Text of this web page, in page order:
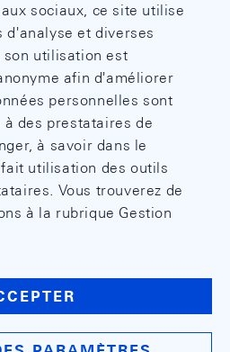
sociaux, ce site utilise
d'analyse et diverses
son utilisation est
afin d'améliorer
personnelles sont
des prestataires de
à savoir dans le
utilisation des outils
Vous trouverez de
à la rubrique Gestion